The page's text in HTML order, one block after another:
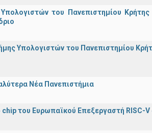
του Πανεπιστημίου Κρήτης
Υπολογιστών του Πανεπιστημίου
Νέα Πανεπιστήμια
του Ευρωπαϊκού Επεξεργαστή RISC-V